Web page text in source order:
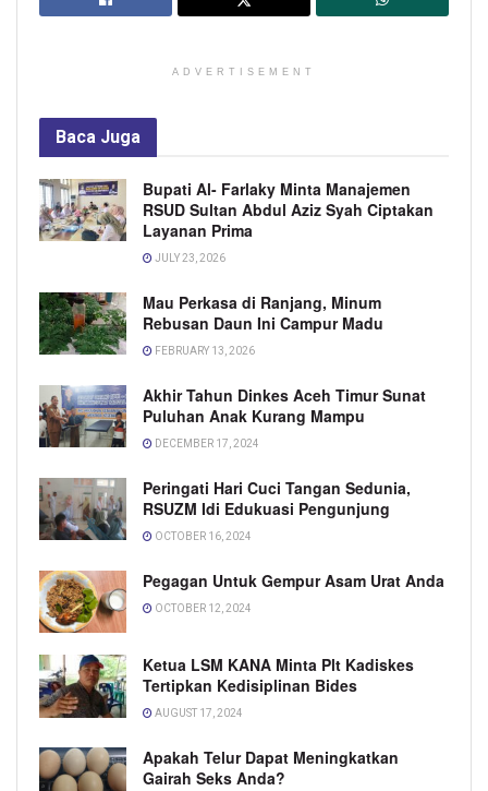
ADVERTISEMENT
Baca Juga
Bupati Al- Farlaky Minta Manajemen
RSUD Sultan Abdul Aziz Syah Ciptakan
Layanan Prima
JULY 23, 2026
Mau Perkasa di Ranjang, Minum
Rebusan Daun Ini Campur Madu
FEBRUARY 13, 2026
Akhir Tahun Dinkes Aceh Timur Sunat
Puluhan Anak Kurang Mampu
DECEMBER 17, 2024
Peringati Hari Cuci Tangan Sedunia,
RSUZM Idi Edukuasi Pengunjung
OCTOBER 16, 2024
Pegagan Untuk Gempur Asam Urat Anda
OCTOBER 12, 2024
Ketua LSM KANA Minta Plt Kadiskes
Tertipkan Kedisiplinan Bides
AUGUST 17, 2024
Apakah Telur Dapat Meningkatkan
Gairah Seks Anda?